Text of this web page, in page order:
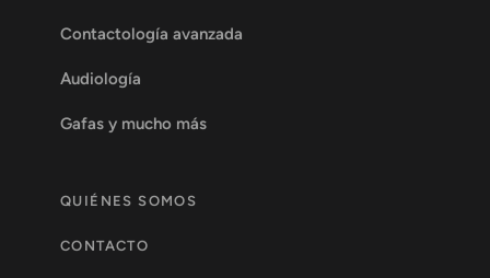
Contactología avanzada
Audiología
Gafas y mucho más
QUIÉNES SOMOS
CONTACTO